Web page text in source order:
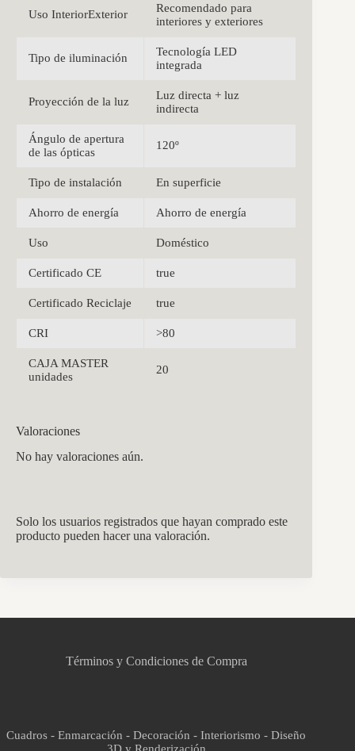
Uso InteriorExterior
Recomendado para
interiores y exteriores
Tipo de iluminación
Tecnología LED
integrada
Proyección de la luz
Luz directa + luz
indirecta
Ángulo de apertura
de las ópticas
120º
Tipo de instalación En superficie
Ahorro de energía Ahorro de energía
Uso Doméstico
Certificado CE true
Certificado Reciclaje true
CRI >80
CAJA MASTER
unidades
20
Valoraciones
No hay valoraciones aún.
Solo los usuarios registrados que hayan comprado este
producto pueden hacer una valoración.
Términos y Condiciones de Compra
Cuadros - Enmarcación - Decoración - Interiorismo - Diseño
Asistente virtual · En línea